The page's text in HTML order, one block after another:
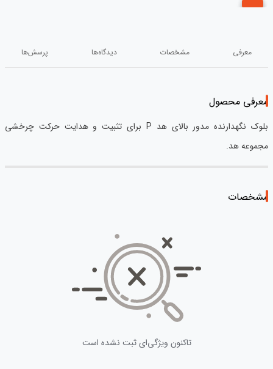
معرفی مشخصات دیدگاه‌ها پرسش‌ها
معرفی محصول
بلوک نگهدارنده مدور بالای هد P برای تثبیت و هدایت حرکت چرخشی
مجموعه هد.
مشخصات
تاکنون ویژگی‌ای ثبت نشده است